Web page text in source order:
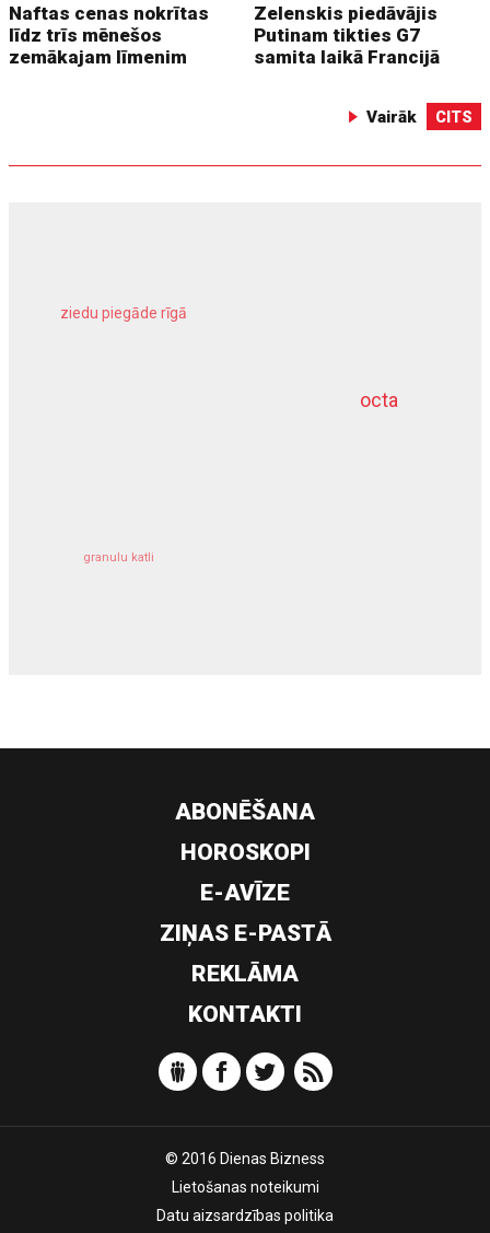
Naftas cenas nokrītas
līdz trīs mēnešos
zemākajam līmenim
Zelenskis piedāvājis
Putinam tikties G7
samita laikā Francijā
Vairāk CITS
octa
ziedu piegāde rīgā
granulu katli
dziļurbums
ABONĒŠANA
HOROSKOPI
E-AVĪZE
ZIŅAS E-PASTĀ
REKLĀMA
KONTAKTI
© 2016 Dienas Bizness
Lietošanas noteikumi
Datu aizsardzības politika